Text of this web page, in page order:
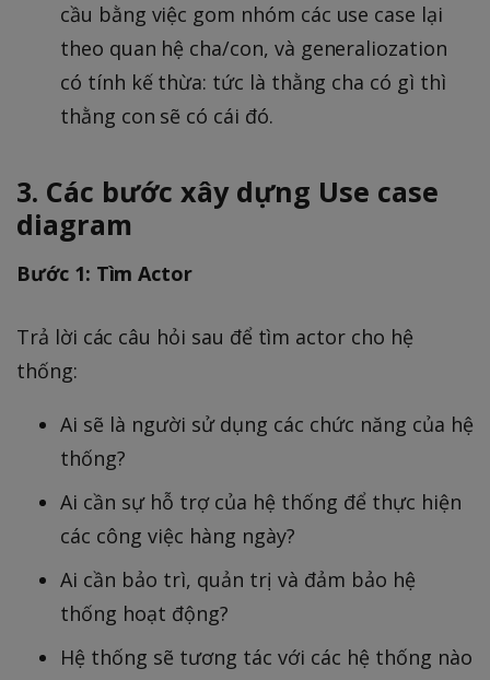
cầu bằng việc gom nhóm các use case lại
theo quan hệ cha/con, và generaliozation
có tính kế thừa: tức là thằng cha có gì thì
thằng con sẽ có cái đó.
3. Các bước xây dựng Use case
diagram
Bước 1: Tìm Actor
Trả lời các câu hỏi sau để tìm actor cho hệ
thống:
Ai sẽ là người sử dụng các chức năng của hệ
thống?
Ai cần sự hỗ trợ của hệ thống để thực hiện
các công việc hàng ngày?
Ai cần bảo trì, quản trị và đảm bảo hệ
thống hoạt động?
Hệ thống sẽ tương tác với các hệ thống nào